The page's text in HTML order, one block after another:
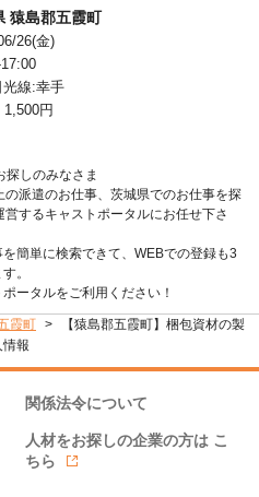
猿島郡五霞町
26(金)
光線:幸手
1,500円
探しのみなさま
派遣のお仕事、茨城県でのお仕事を探
するキャストポータルにお任せ下さ
簡単に検索できて、WEBでの登録も3
。
ータルをご利用ください！
霞町
【猿島郡五霞町】梱包資材の製
報
関係法令について
人材をお探しの企業の方は こ
ちら